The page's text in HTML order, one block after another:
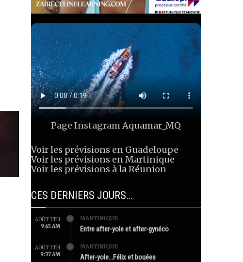
Page InstagramAquamar_MQ
Voir les prévisions en Guadeloupe
Voir les prévisions en Martinique
Voir les prévisions à la Réunion
CES DERNIERS JOURS…
AOÛT 7TH
9:45 AM
MARTINIQUE
Entre after-yole et after-gynéco
AOÛT 7TH
9:37 AM
MARTINIQUE
After-yole…Félix et bouées